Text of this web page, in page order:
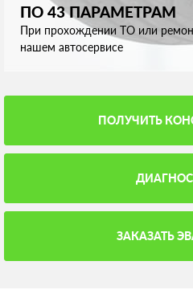
ПО 43 ПАРАМЕТРАМ
При прохождении ТО или
нашем автосервисе
ПОЛУЧИТЬ
ЗАКАЗАТЬ